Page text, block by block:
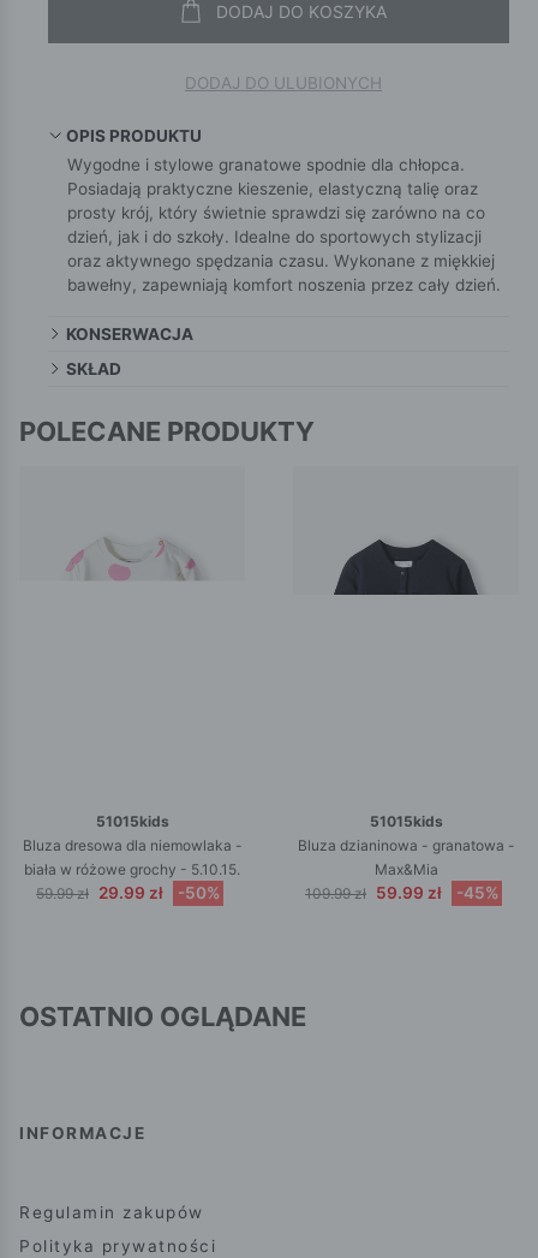
DODAJ DO KOSZYKA
DODAJ DO ULUBIONYCH
OPIS PRODUKTU
Wygodne i stylowe granatowe spodnie dla chłopca.
Posiadają praktyczne kieszenie, elastyczną talię oraz
prosty krój, który świetnie sprawdzi się zarówno na co
dzień, jak i do szkoły. Idealne do sportowych stylizacji
oraz aktywnego spędzania czasu. Wykonane z miękkiej
bawełny, zapewniają komfort noszenia przez cały dzień.
KONSERWACJA
SKŁAD
POLECANE PRODUKTY
51015kids
Bluza dresowa dla niemowlaka -
biała w różowe grochy - 5.10.15.
59.99 zł 29.99 zł -50%
51015kids
Bluza dzianinowa - granatowa -
Max&Mia
109.99 zł 59.99 zł -45%
OSTATNIO OGLĄDANE
INFORMACJE
Regulamin zakupów
Polityka prywatności